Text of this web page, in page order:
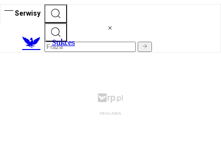
Serwisy
Sukces